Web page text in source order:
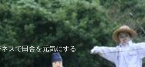
スで田舎を元気にする